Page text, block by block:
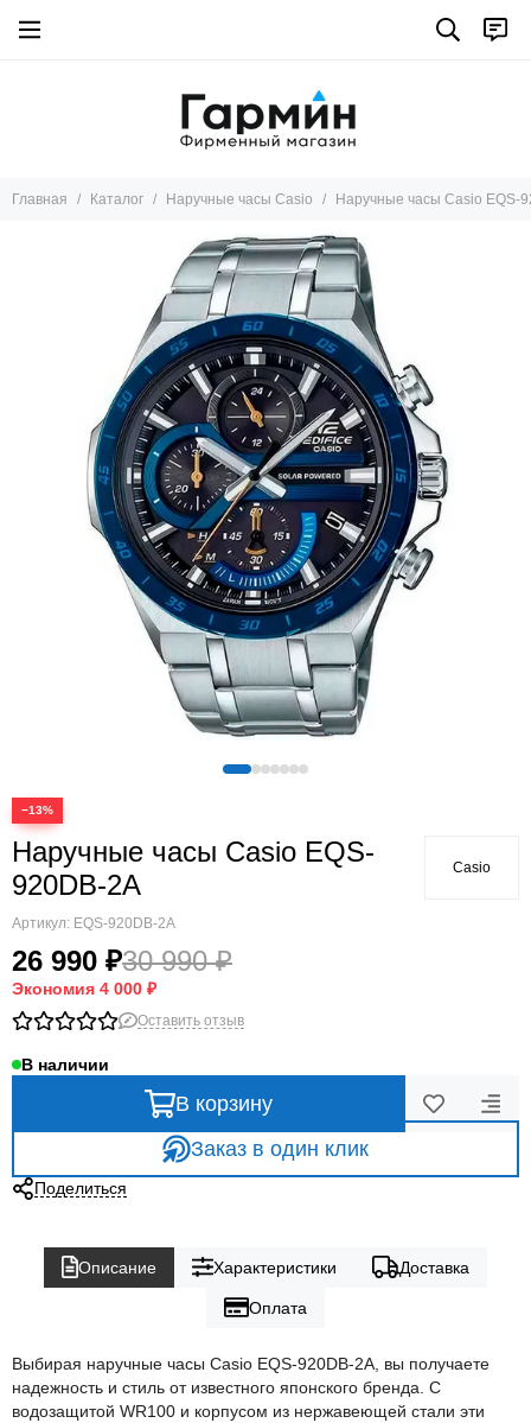
Главная Каталог Наручные часы Casio Наручные часы Casio EQS-
−13%
Наручные часы Casio EQS-
920DB-2A
Артикул: EQS-920DB-2A
26 990 ₽30 990 ₽
Экономия 4 000 ₽
Casio
Оставить отзыв
В наличии
В корзину
Заказ в один клик
Поделиться
Описание Характеристики Доставка
Оплата
Выбирая наручные часы Casio EQS-920DB-2A, вы получаете
надежность и стиль от известного японского бренда. С
водозащитой WR100 и корпусом из нержавеющей стали эти